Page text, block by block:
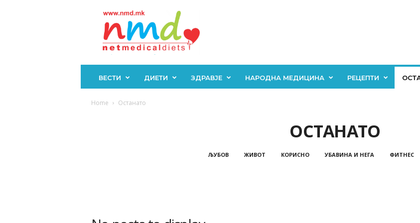
ВЕСТИ ДИЕТИ ЗДРАВЈЕ НАРОДНА МЕДИЦИНА РЕЦЕПТИ
Home Останато
ОСТАНАТО
ЉУБОВ ЖИВОТ КОРИСНО УБАВИНА И НЕГА ФИТНЕС